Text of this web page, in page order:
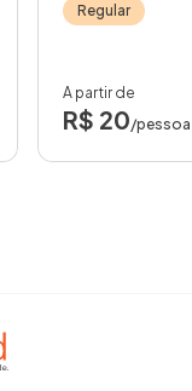
Regular
A partir de
R$ 20/pessoa